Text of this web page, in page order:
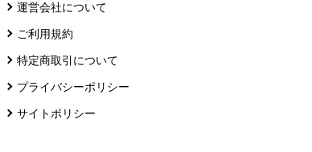
運営会社について
ご利用規約
特定商取引について
プライバシーポリシー
サイトポリシー